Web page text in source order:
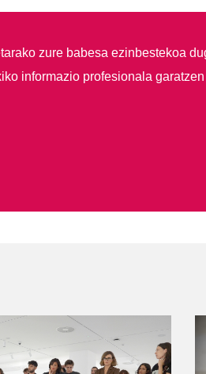
zure babesa ezinbestekoa
informazio profesionala garatzen